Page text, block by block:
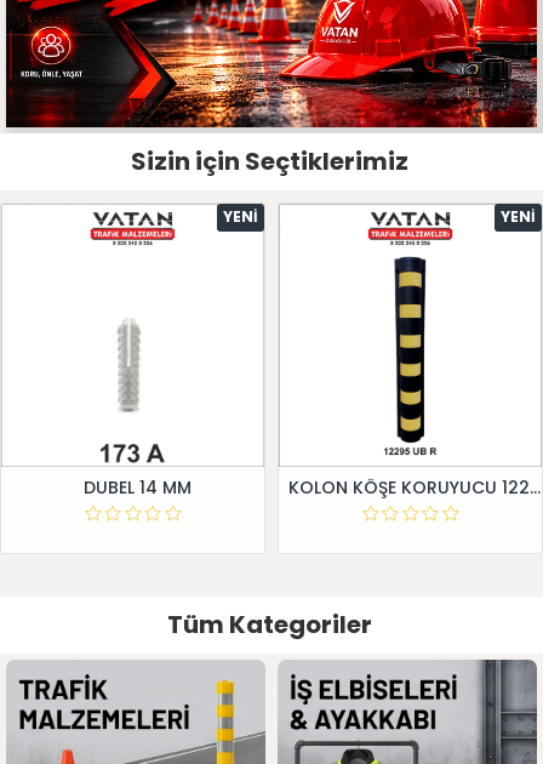
Sizin için Seçtiklerimiz
YENI
DUBEL 14 MM
YENI
KOLON KÖŞE KORUYUCU 12295 UB R
Tüm Kategoriler